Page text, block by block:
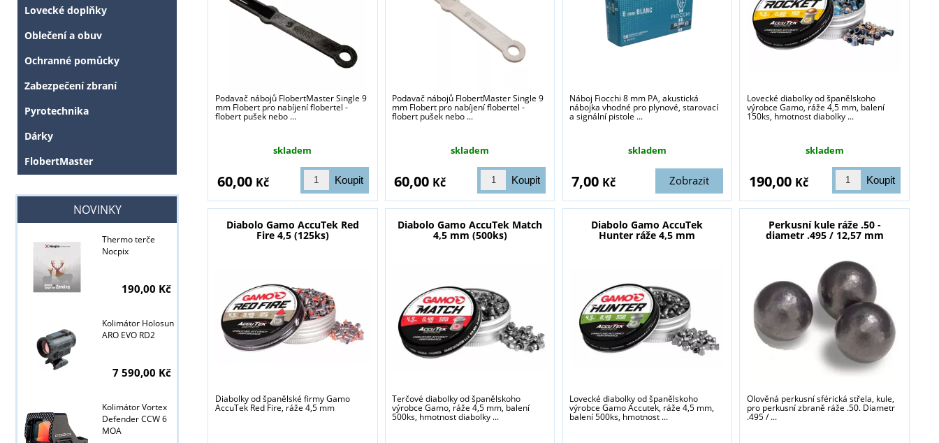
Podavač nábojů FlobertMaster Single 9
mm Flobert pro nabíjení flobertel -
flobert pušek nebo ...
skladem
60,00 Kč
Podavač nábojů FlobertMaster Single 9
mm Flobert pro nabíjení flobertel -
flobert pušek nebo ...
skladem
60,00 Kč
Náboj Fiocchi 8 mm PA, akustická
nábojka vhodné pro plynové, starovací
a signální pistole ...
skladem
Zobrazit
7,00 Kč
Lovecké diabolky od španělskoho
výrobce Gamo, ráže 4,5 mm, balení
150ks, hmotnost diabolky ...
skladem
190,00 Kč
Diabolo Gamo AccuTek Red
Fire 4,5 (125ks)
Diabolky od španělské firmy Gamo
AccuTek Red Fire, ráže 4,5 mm
Diabolo Gamo AccuTek Match
4,5 mm (500ks)
Terčové diabolky od španělskoho
výrobce Gamo, ráže 4,5 mm, balení
500ks, hmotnost diabolky ...
Diabolo Gamo AccuTek
Hunter ráže 4,5 mm
Lovecké diabolky od španělskoho
výrobce Gamo Accutek, ráže 4,5 mm,
balení 500ks, hmotnost ...
Perkusní kule ráže .50 -
diametr .495 / 12,57 mm
Olověná perkusní sférická střela, kule,
pro perkusní zbraně ráže .50. Diametr
.495 / ...
Lovecké doplňky
Oblečení a obuv
Ochranné pomůcky
Zabezpečení zbraní
Pyrotechnika
Dárky
FlobertMaster
NOVINKY
Thermo terče
Nocpix
190,00 Kč
Kolimátor Holosun
ARO EVO RD2
7 590,00 Kč
Kolimátor Vortex
Defender CCW 6
MOA
Tyto stránky jsou určeny pouze odborné veřejnosti od 18 let a podnikatelům v oblasti zbraně a
střelivo. Splňujete tyto podmínky?
ANO